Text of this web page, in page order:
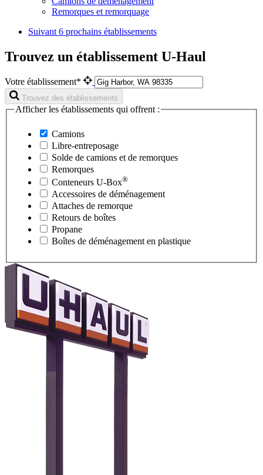
Remorques et remorquage
Suivant 6 prochains établissements
Trouvez un établissement U-Haul
Votre établissement*
Trouvez des établissements
Afficher les établissements qui offrent :
Camions
Libre-entreposage
Solde de camions et de remorques
Remorques
Conteneurs U-Box®
Accessoires de déménagement
Attaches de remorque
Retours de boîtes
Propane
Boîtes de déménagement en plastique